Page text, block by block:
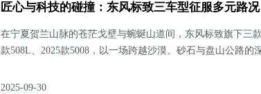
匠心与科技的碰撞：东风标致三车型征服多元路况
在宁夏贺兰山脉的苍茫戈壁与蜿蜒山道间，东风标致旗下三
款508L、2025款5008，以一场跨越沙漠、砂石与盘山公路的
2025-09-30